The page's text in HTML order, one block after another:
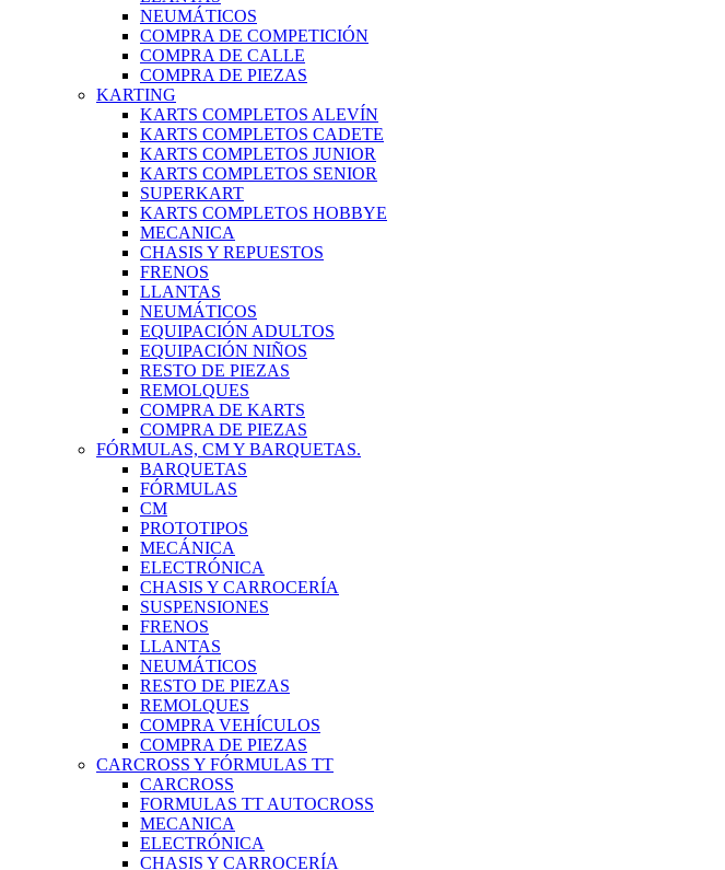
NEUMÁTICOS
COMPRA DE COMPETICIÓN
COMPRA DE CALLE
COMPRA DE PIEZAS
KARTING
KARTS COMPLETOS ALEVÍN
KARTS COMPLETOS CADETE
KARTS COMPLETOS JUNIOR
KARTS COMPLETOS SENIOR
SUPERKART
KARTS COMPLETOS HOBBYE
MECANICA
CHASIS Y REPUESTOS
FRENOS
LLANTAS
NEUMÁTICOS
EQUIPACIÓN ADULTOS
EQUIPACIÓN NIÑOS
RESTO DE PIEZAS
REMOLQUES
COMPRA DE KARTS
COMPRA DE PIEZAS
FÓRMULAS, CM Y BARQUETAS.
BARQUETAS
FÓRMULAS
CM
PROTOTIPOS
MECÁNICA
ELECTRÓNICA
CHASIS Y CARROCERÍA
SUSPENSIONES
FRENOS
LLANTAS
NEUMÁTICOS
RESTO DE PIEZAS
REMOLQUES
COMPRA VEHÍCULOS
COMPRA DE PIEZAS
CARCROSS Y FÓRMULAS TT
CARCROSS
FORMULAS TT AUTOCROSS
MECANICA
ELECTRÓNICA
CHASIS Y CARROCERÍA